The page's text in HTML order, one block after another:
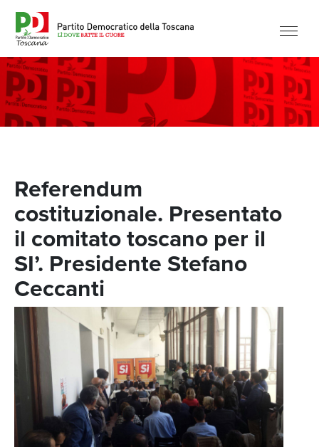
Referendum
costituzionale. Presentato
il comitato toscano per il
SI’. Presidente Stefano
Ceccanti